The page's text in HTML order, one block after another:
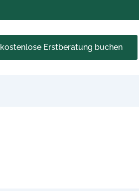
Erstberatung buchen